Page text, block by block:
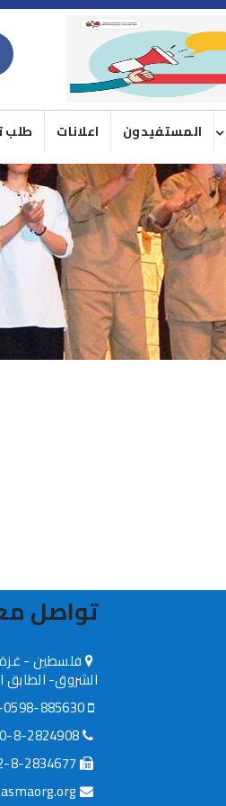
المستفيدون اعلانات طلب
تواصل
فلسطين - غزة
الشروق- الطابق